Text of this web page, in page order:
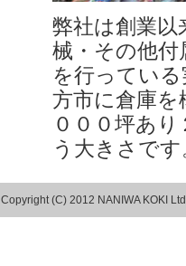
弊社は創業
械・その他
を行ってい
方市に倉庫
０００坪あ
う大きさで
Copyright (C) 2012 NANIWA KOKI